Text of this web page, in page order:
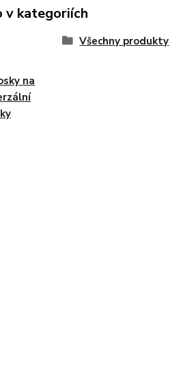
v kategoriích
Všechny produkty
na